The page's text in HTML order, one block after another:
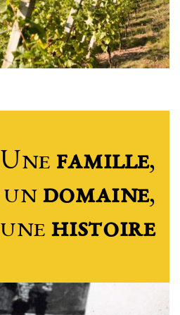
Une famille,
un domaine,
une histoire